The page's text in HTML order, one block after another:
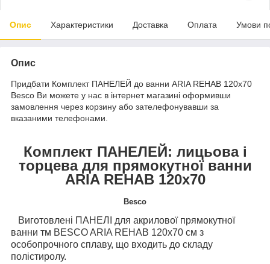
Опис Характеристики Доставка Оплата Умови
Опис
Придбати Комплект ПАНЕЛЕЙ до ванни ARIA REHAB 120x70
Besco Ви можете у нас в інтернет магазині оформивши
замовлення через корзину або зателефонувавши за
вказаними телефонами.
Комплект ПАНЕЛЕЙ: лицьова і
торцева для прямокутної ванни
ARIA REHAB 120х70
Besco
Виготовлені ПАНЕЛІ для акрилової прямокутної
ванни тм BESCO ARIA REHAB 120х70 см з
особопрочного сплаву, що входить до складу
полістиролу.